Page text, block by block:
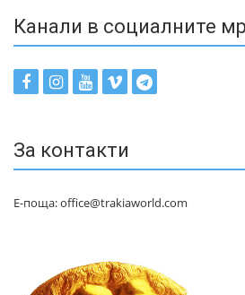
Канали в социалните
За контакти
Е-поща: office@trakiaworld.com